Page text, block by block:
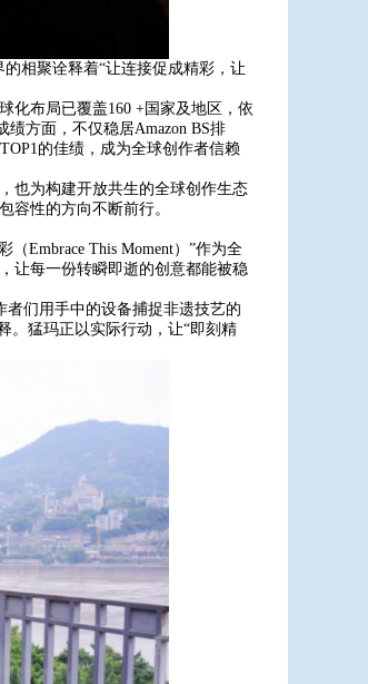
相聚诠释着“让连接促成精彩，让
化布局已覆盖160 +国家及地区，依
方面，不仅稳居Amazon BS排
的佳绩，成为全球创作者信赖
也为构建开放共生的全球创作生态
容性的方向不断前行。
Embrace This Moment）”作为全
让每一份转瞬即逝的创意都能被稳
者们用手中的设备捕捉非遗技艺的
。猛玛正以实际行动，让“即刻精